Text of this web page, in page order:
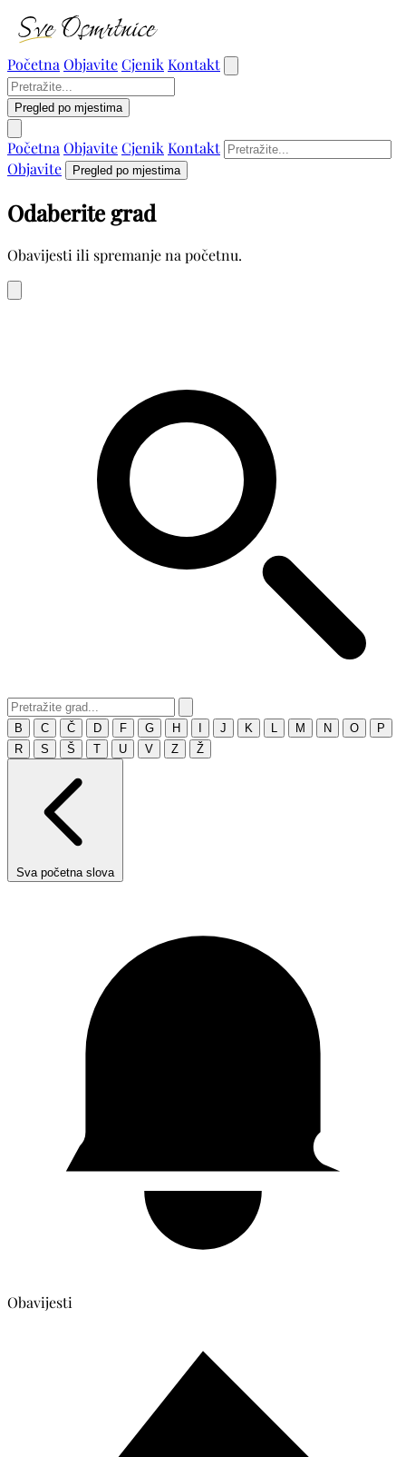
Početna ObjaviteCjenik Kontakt
Pregled po mjestima
Početna ObjaviteCjenik Kontakt
Objavite
Pregled po mjestima
Odaberite grad
Obavijesti ili spremanje na početnu.
B C Č D F G H J K M N O
P
R
S Š T U V Z Ž
Sva početna slova
Obavijesti